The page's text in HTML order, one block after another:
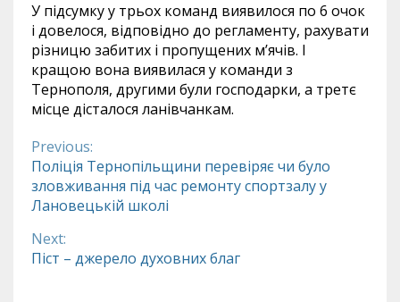
У підсумку у трьох команд виявилося по 6 очок
і довелося, відповідно до регламенту, рахувати
різницю забитих і пропущених м’ячів. І
кращою вона виявилася у команди з
Тернополя, другими були господарки, а третє
місце дісталося ланівчанкам.
Continue
Reading
Previous:
Поліція Тернопільщини перевіряє чи було
зловживання під час ремонту спортзалу у
Лановецькій школі
Next:
Піст – джерело духовних благ